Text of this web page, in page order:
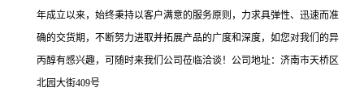
年成立以来，始终秉持以客户满意的服务原则，力求具弹性、迅速而准
确的交货期，不断努力进取并拓展产品的广度和深度，如您对我们的异
丙醇有感兴趣，可随时来我们公司莅临洽谈！公司地址：济南市天桥区
北园大街409号